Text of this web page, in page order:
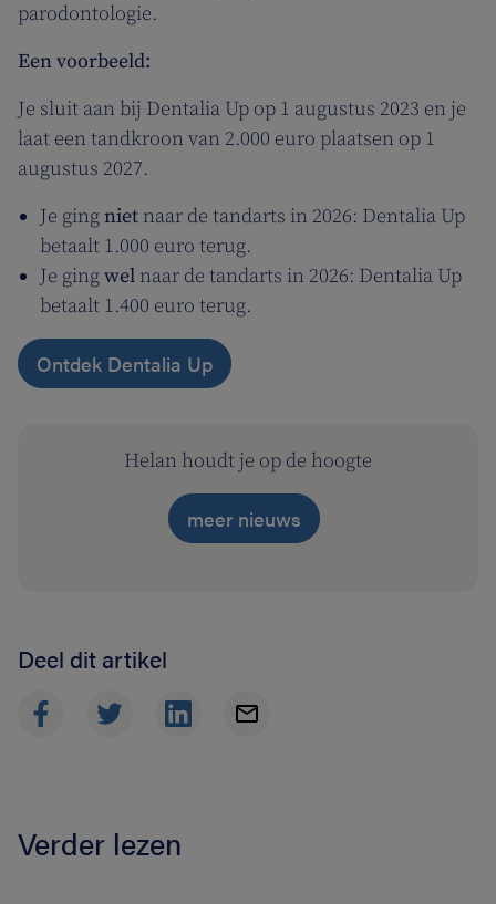
parodontologie.
Een voorbeeld:
Je sluit aan bij Dentalia Up op 1 augustus 2023 en je
laat een tandkroon van 2.000 euro plaatsen op 1
augustus 2027.
Je gingniet naar de tandarts in 2026: Dentalia Up
betaalt 1.000 euro terug.
Je gingwel naar de tandarts in 2026: Dentalia Up
betaalt 1.400 euro terug.
Ontdek Dentalia Up
Helan houdt je op de hoogte
meer nieuws
Deel dit artikel
Verder lezen